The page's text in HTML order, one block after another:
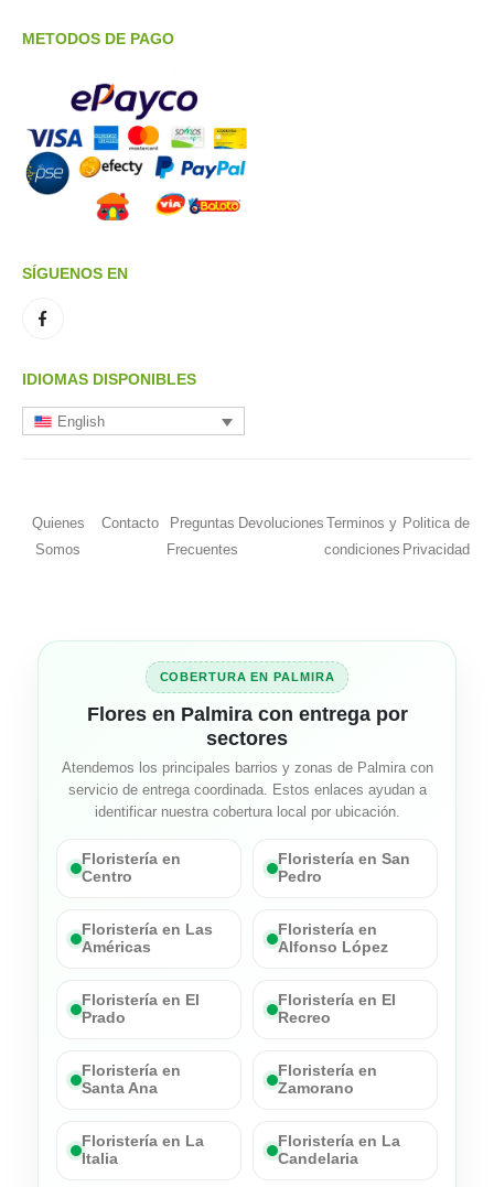
METODOS DE PAGO
SÍGUENOS EN
IDIOMAS DISPONIBLES
English
Quienes
Somos
Contacto
Preguntas
Frecuentes
Devoluciones Terminos y
condiciones
Politica de
Privacidad
COBERTURA EN PALMIRA
Flores en Palmira con entrega por
sectores
Atendemos los principales barrios y zonas de Palmira con
servicio de entrega coordinada. Estos enlaces ayudan a
identificar nuestra cobertura local por ubicación.
Floristería en
Centro
Floristería en San
Pedro
Floristería en Las
Américas
Floristería en
Alfonso López
Floristería en El
Prado
Floristería en El
Recreo
Floristería en
Santa Ana
Floristería en
Zamorano
Floristería en La
Italia
Floristería en La
Candelaria